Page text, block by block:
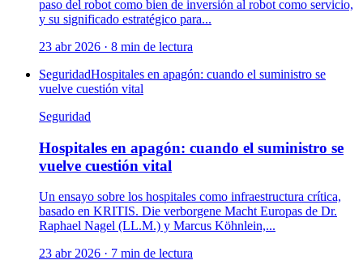
paso del robot como bien de inversión al robot como servicio,
y su significado estratégico para...
23 abr 2026 · 8 min de lectura
SeguridadHospitales en apagón: cuando el suministro se
vuelve cuestión vital
Seguridad
Hospitales en apagón: cuando el suministro se
vuelve cuestión vital
Un ensayo sobre los hospitales como infraestructura crítica,
basado en KRITIS. Die verborgene Macht Europas de Dr.
Raphael Nagel (LL.M.) y Marcus Köhnlein,...
23 abr 2026 · 7 min de lectura